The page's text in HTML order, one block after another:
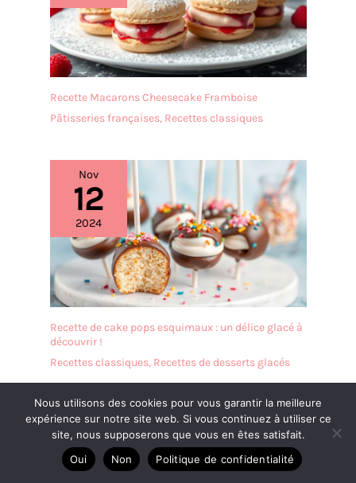
Recette Macarons Cheesecake Framboise
Pâtisseries françaises, Recettes classiques
Nov
12
2024
Recette de cake pops esquimaux : un délice glacé à
découvrir !
Recettes classiques, Recettes de desserts glacés
Nov
12
2024
Nous utilisons des cookies pour vous garantir la meilleure
expérience sur notre site web. Si vous continuez à utiliser ce
site, nous supposerons que vous en êtes satisfait.
Oui
Non Politique de confidentialité